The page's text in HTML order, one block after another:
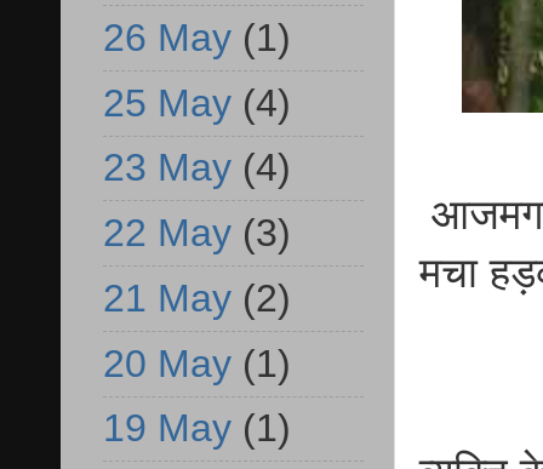
मचा
26 May (1)
25 May (4)
23 May (4)
22 May (3)
21 May (2)
20 May (1)
19 May (1)